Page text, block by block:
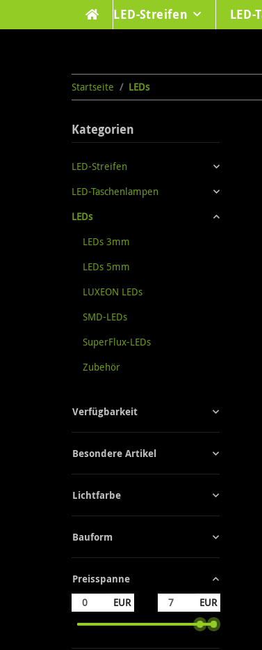
LED-Streifen
Startseite LEDs
Kategorien
LED-Streifen
LED-Taschenlampen
LEDs
LEDs 3mm
LEDs 5mm
LUXEON LEDs
SMD-LEDs
SuperFlux-LEDs
Zubehör
Verfügbarkeit
Besondere Artikel
Lichtfarbe
Bauform
Preisspanne
EUR
EUR